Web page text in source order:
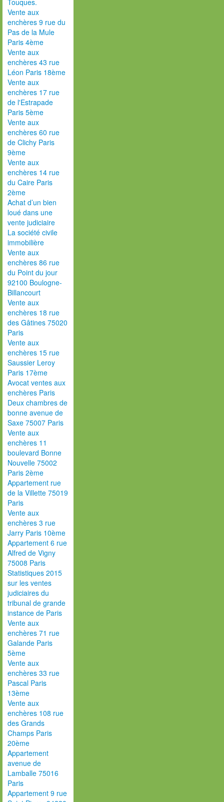
Touques.
Vente aux
enchères 9 rue du
Pas de la Mule
Paris 4ème
Vente aux
enchères 43 rue
Léon Paris 18ème
Vente aux
enchères 17 rue
de l'Estrapade
Paris 5ème
Vente aux
enchères 60 rue
de Clichy Paris
9ème
Vente aux
enchères 14 rue
du Caire Paris
2ème
Achat d’un bien
loué dans une
vente judiciaire
La société civile
immobilière
Vente aux
enchères 86 rue
du Point du jour
92100 Boulogne-
Billancourt
Vente aux
enchères 18 rue
des Gâtines 75020
Paris
Vente aux
enchères 15 rue
Saussier Leroy
Paris 17ème
Avocat ventes aux
enchères Paris
Deux chambres de
bonne avenue de
Saxe 75007 Paris
Vente aux
enchères 11
boulevard Bonne
Nouvelle 75002
Paris 2ème
Appartement rue
de la Villette 75019
Paris
Vente aux
enchères 3 rue
Jarry Paris 10ème
Appartement 6 rue
Alfred de Vigny
75008 Paris
Statistiques 2015
sur les ventes
judiciaires du
tribunal de grande
instance de Paris
Vente aux
enchères 71 rue
Galande Paris
5ème
Vente aux
enchères 33 rue
Pascal Paris
13ème
Vente aux
enchères 108 rue
des Grands
Champs Paris
20ème
Appartement
avenue de
Lamballe 75016
Paris
Appartement 9 rue